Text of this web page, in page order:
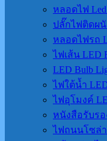
หลอดไฟ Led
ปลั๊กไฟติดผ
หลอดไฟรถ
ไฟเส้น LED
LED Bulb
ไฟใต้น้ำ
ไฟอุโมงค์
หนังสือรับรอ
ไฟถนนโซล่า